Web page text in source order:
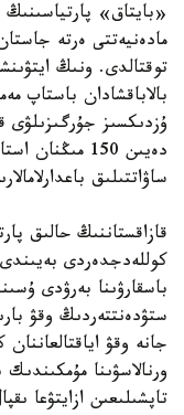
«بايتاق» پارتياسىنىڭ
مادەنيەتتى ەرتە
توقتالدى. ونىڭ
بالاباقشادان باستاپ
ۇزدىكسىز
دەيىن 150
ساۋاتتىلىق
قازاقستاننىڭ حالىق
كوللەدجدەردى
باسقارۋىنا بەرۋدى
ستۋدەنتتەردىڭ وقۋ
جانە وقۋ
ورنالاسۋىنا
تاپشىلىعىن ازايتۋعا